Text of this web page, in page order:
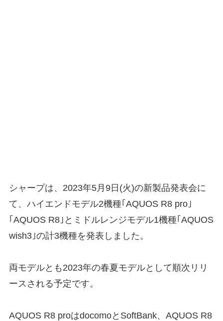
シャープは、2023年5月9日(火)の新製品発表会に
て、ハイエンドモデル2機種｢AQUOS R8 pro｣
｢AQUOS R8｣とミドルレンジモデル1機種｢AQUOS
wish3｣の計3機種を発表しました。
両モデルとも2023年の春夏モデルとして順次リリ
ースされる予定です。
AQUOS R8 proはdocomoとSoftBank、AQUOS R8